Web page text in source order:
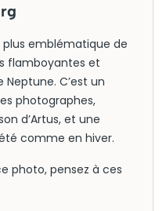
plus emblématique de
flamboyantes et
C’est un
photographes,
d’Artus, et une
comme en hiver.
photo, pensez à ces